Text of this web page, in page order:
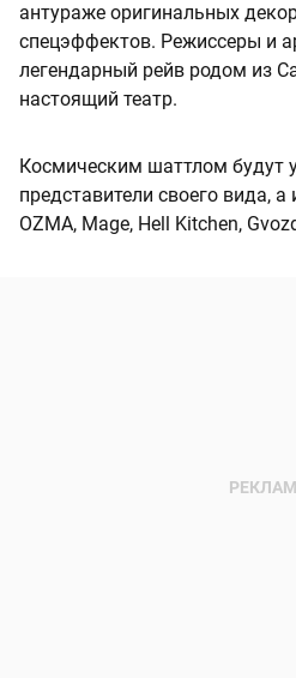
антураже оригинальных
спецэффектов. Режиссеры и
легендарный рейв родом из
настоящий театр.
Космическим шаттлом будут
представители своего вида,
OZMA, Mage, Hell Kitchen,